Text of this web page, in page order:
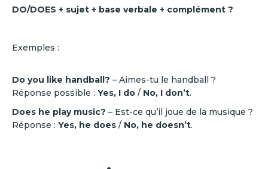
DO/DOES + sujet + base verbale + complément ?
Exemples :
Do you like handball? – Aimes-tu le handball ?
Réponse possible : Yes, I do / No, I don’t.
Does he play music? – Est-ce qu’il joue de la musique ?
Réponse : Yes, he does / No, he doesn’t.